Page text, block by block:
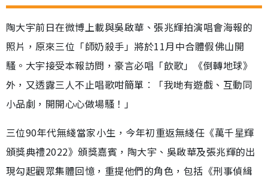
陶大宇前日在微博上載與吳啟華、張兆輝拍演唱會海報的
照片，原來三位「師奶殺手」將於11月中合體假佛山開
騷。大宇接受本報訪問，豪言必唱「飲歌」《倒轉地球》
外，又透露三人不止唱歌咁簡單︰「我哋有遊戲、互動同
小品劇，開開心心做場騷！」
三位90年代無綫當家小生，今年初重返無綫任《萬千星輝
頒獎典禮2022》頒獎嘉賓，陶大宇、吳啟華及張兆輝的出
現勾起觀眾集體回憶，重提他們的角色，包括《刑事偵緝